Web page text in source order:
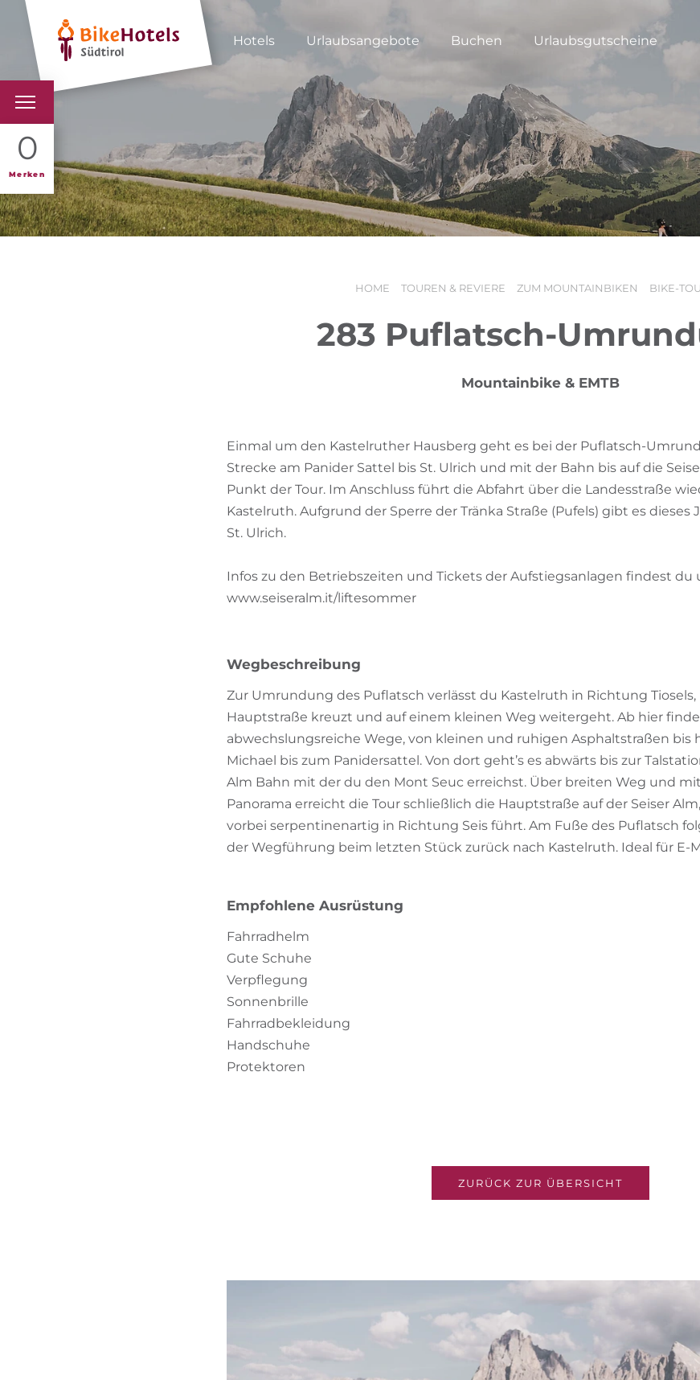
Hotels Urlaubsangebote Buchen Urlaubsgutscheine
0
Merken
BIKEHOTELS
HOTELS & PAKETE
TOUREN & REVIERE
HOME TOUREN & REVIERE ZUM MOUNTAINBIKEN BIKE-
283 Puflatsch-
Mountainbike & EMTB
Einmal um den Kastelruther Hausberg geht es bei der Puflatsch-
Strecke am Panider Sattel bis St. Ulrich und mit der Bahn bis auf die
Punkt der Tour. Im Anschluss führt die Abfahrt über die Landesstraße
Kastelruth. Aufgrund der Sperre der Tränka Straße (Pufels) gibt es dieses
St. Ulrich.
Infos zu den Betriebszeiten und Tickets der Aufstiegsanlagen findest du
www.seiseralm.it/liftesommer
Wegbeschreibung
Zur Umrundung des Puflatsch verlässt du Kastelruth in Richtung Tiosels,
Hauptstraße kreuzt und auf einem kleinen Weg weitergeht. Ab hier
abwechslungsreiche Wege, von kleinen und ruhigen Asphaltstraßen bis
Michael bis zum Panidersattel. Von dort geht’s es abwärts bis zur
Alm Bahn mit der du den Mont Seuc erreichst. Über breiten Weg und
Panorama erreicht die Tour schließlich die Hauptstraße auf der Seiser
vorbei serpentinenartig in Richtung Seis führt. Am Fuße des Puflatsch
der Wegführung beim letzten Stück zurück nach Kastelruth. Ideal für E-
Empfohlene Ausrüstung
Fahrradhelm
Gute Schuhe
Verpflegung
Sonnenbrille
Fahrradbekleidung
Handschuhe
Protektoren
ZURÜCK ZUR ÜBERSICHT